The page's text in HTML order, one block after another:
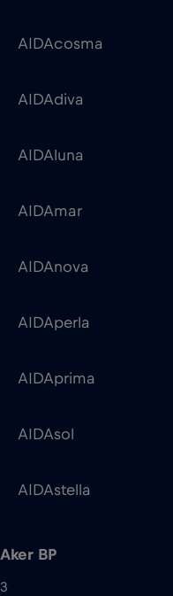
AIDAcosma
AIDAdiva
AIDAluna
AIDAmar
AIDAnova
AIDAperla
AIDAprima
AIDAsol
AIDAstella
Aker BP
3